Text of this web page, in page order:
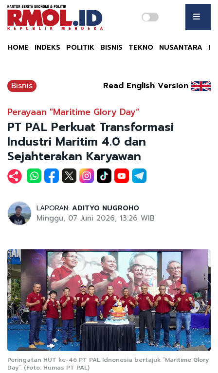
HOME INDEKS POLITIK BISNIS TEKNO NUSANTARA
Bisnis Read English Version
Perayaan "Maritime Glory Day”
PT PAL Perkuat Transformasi
Industri Maritim 4.0 dan
Sejahterakan Karyawan
LAPORAN: ADITYO NUGROHO
Minggu, 07 Juni 2026, 13:26 WIB
Peringatan HUT ke-46 PT PAL Idnonesia bertajuk “Maritime Glory
Day”. (Foto: Humas PT PAL)